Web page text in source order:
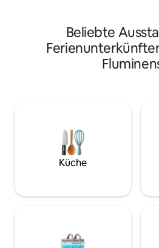
öffnet sich zu einem 180°
Panoramablick, der natürliches
Grün und Himmel in deinen
von Recreio und 20 Minuten von
da Tijuca entfernt.
Beliebte
Küche